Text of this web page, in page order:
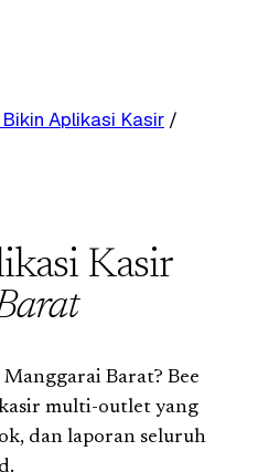
Aplikasi Kasir /
Kasir
Barat? Bee
multi-outlet yang
dan laporan seluruh